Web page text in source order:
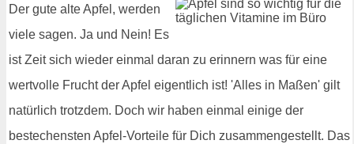
Der gute alte Apfel, werden
viele sagen. Ja und Nein! Es
ist Zeit sich wieder einmal daran zu erinnern was für eine
wertvolle Frucht der Apfel eigentlich ist! 'Alles in Maßen' gilt
natürlich trotzdem. Doch wir haben einmal einige der
bestechensten Apfel-Vorteile für Dich zusammengestellt. Das